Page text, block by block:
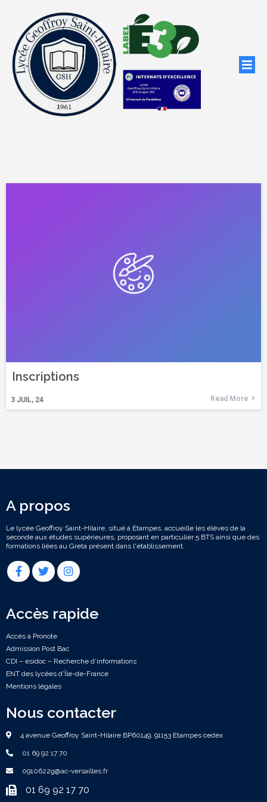
Inscriptions
3 JUIL, 24 Read More
A propos
Le lycée Geoffroy Saint-Hilaire, situé à Etampes, accueille les élèves de la
seconde aux études supérieures, proposant en particulier 5 BTS ainsi que des
formations liées au Greta présent dans l'établissement.
Accès rapide
Accès à Pronote
Admission Post Bac
CDI – esidoc – Recherche d’informations
ENT des lycées d’Île-de-France
Mentions légales
Nous contacter
4 avenue Geoffroy Saint-Hilaire BP60149, 91153 Etampes cedex
01 69 92 17 70
0910622g@ac-versailles.fr
01 69 92 17 70